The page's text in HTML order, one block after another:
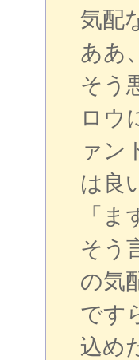
気配
ああ
そう
ロウ
ァン
は良
「
そう
の気
です
込め